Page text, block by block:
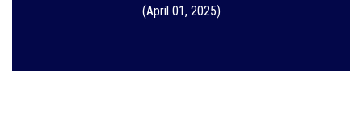
(April 01, 2025)